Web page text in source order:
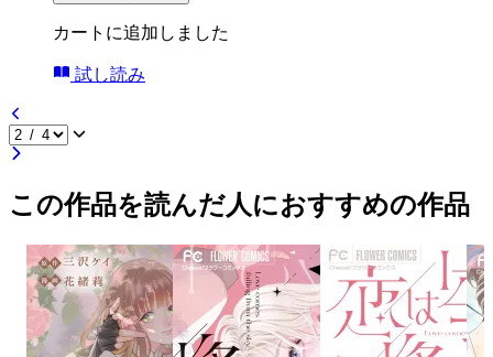
カートに追加しました
試し読み
この作品を読んだ人におすすめの作品